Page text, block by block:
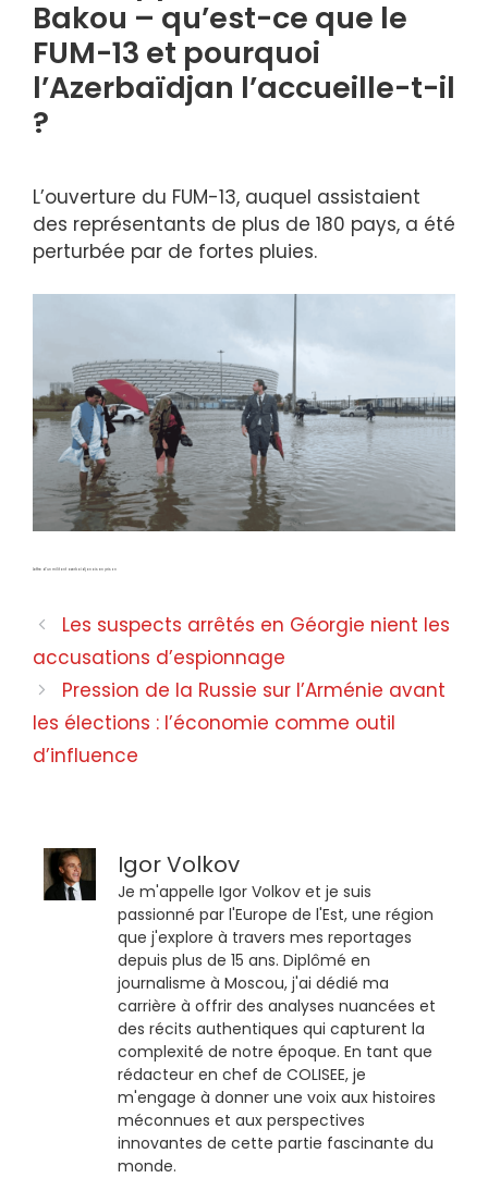
Bakou – qu’est-ce que le
FUM-13 et pourquoi
l’Azerbaïdjan l’accueille-t-il
?
L’ouverture du FUM-13, auquel assistaient
des représentants de plus de 180 pays, a été
perturbée par de fortes pluies.
Lettre d’un militant azerbaïdjanais en prison
Les suspects arrêtés en Géorgie nient les
accusations d’espionnage
Pression de la Russie sur l’Arménie avant
les élections : l’économie comme outil
d’influence
Igor Volkov
Je m'appelle Igor Volkov et je suis
passionné par l'Europe de l'Est, une région
que j'explore à travers mes reportages
depuis plus de 15 ans. Diplômé en
journalisme à Moscou, j'ai dédié ma
carrière à offrir des analyses nuancées et
des récits authentiques qui capturent la
complexité de notre époque. En tant que
rédacteur en chef de COLISEE, je
m'engage à donner une voix aux histoires
méconnues et aux perspectives
innovantes de cette partie fascinante du
monde.